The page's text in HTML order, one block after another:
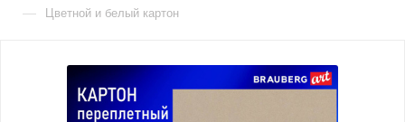
— Цветной и белый картон